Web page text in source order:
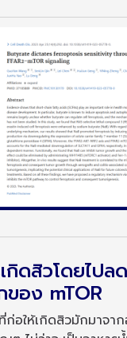
กิดสิวโดยไปล
อง mTOR
อให้เกิดสิวมักมาจาก